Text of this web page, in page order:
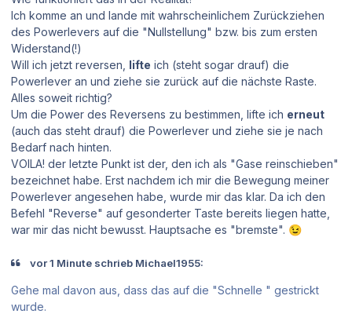
Ich komme an und lande mit wahrscheinlichem Zurückziehen
des Powerlevers auf die "Nullstellung" bzw. bis zum ersten
Widerstand(!)
Will ich jetzt reversen, lifte ich (steht sogar drauf) die
Powerlever an und ziehe sie zurück auf die nächste Raste.
Alles soweit richtig?
Um die Power des Reversens zu bestimmen, lifte ich erneut
(auch das steht drauf) die Powerlever und ziehe sie je nach
Bedarf nach hinten.
VOILA! der letzte Punkt ist der, den ich als "Gase reinschieben"
bezeichnet habe. Erst nachdem ich mir die Bewegung meiner
Powerlever angesehen habe, wurde mir das klar. Da ich den
Befehl "Reverse" auf gesonderter Taste bereits liegen hatte,
war mir das nicht bewusst. Hauptsache es "bremste". 😉
vor 1 Minute schrieb Michael1955:
Gehe mal davon aus, dass das auf die "Schnelle " gestrickt
wurde.